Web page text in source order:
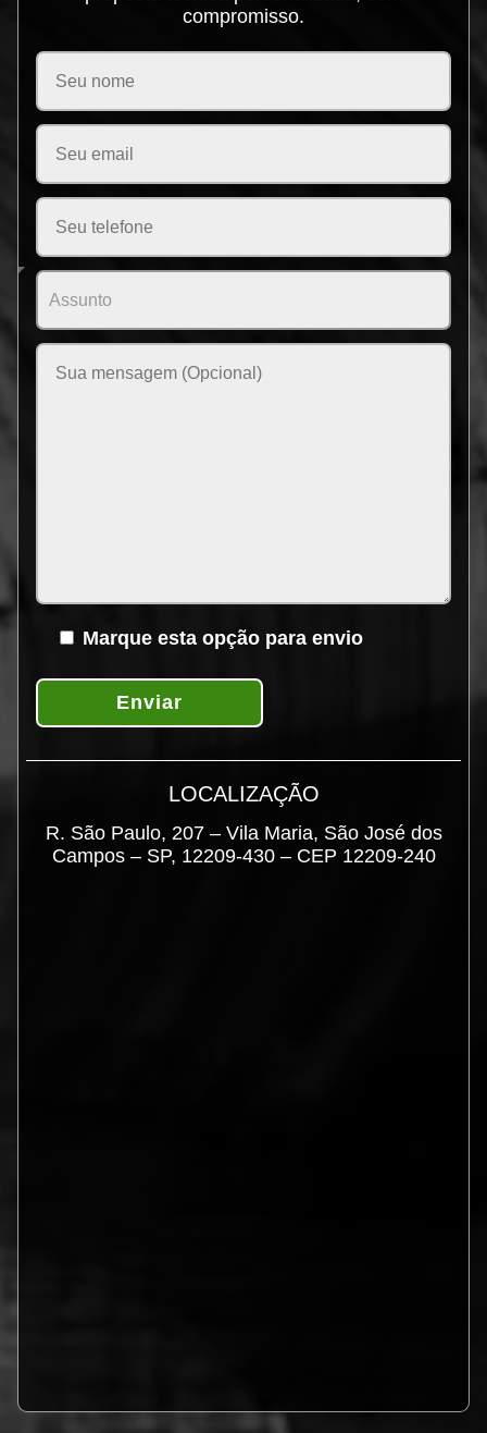
compromisso.
Please leave this field empty.
Marque esta opção para envio
Enviar
LOCALIZAÇÃO
R. São Paulo, 207 – Vila Maria, São José dos
Campos – SP, 12209-430 – CEP 12209-240